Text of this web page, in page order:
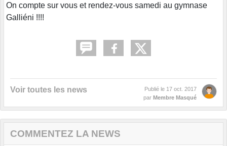
On compte sur vous et rendez-vous samedi au gymnase
Galliéni !!!!
Voir toutes les news Publié le 17 oct. 2017
par Membre Masqué
COMMENTEZ LA NEWS